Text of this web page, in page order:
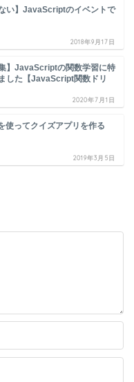
い】JavaScriptのイベントで
2018年9月17日
】JavaScriptの関数学習に特
した【JavaScript関数ドリ
2020年7月1日
使ってクイズアプリを作る
2019年3月5日